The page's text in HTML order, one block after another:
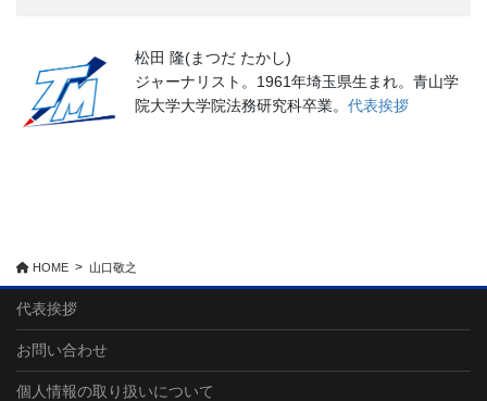
松田 隆(まつだ たかし)
ジャーナリスト。1961年埼玉県生まれ。青山学
院大学大学院法務研究科卒業。 代表挨拶
HOME 山口敬之
代表挨拶
お問い合わせ
個人情報の取り扱いについて